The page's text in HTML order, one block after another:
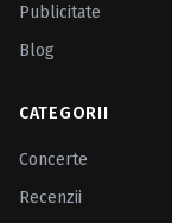
Publicitate
Blog
CATEGORII
Concerte
Recenzii